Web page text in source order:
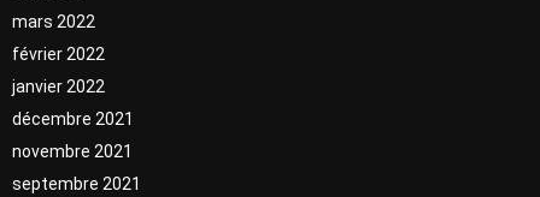
mars 2022
février 2022
janvier 2022
décembre 2021
novembre 2021
septembre 2021